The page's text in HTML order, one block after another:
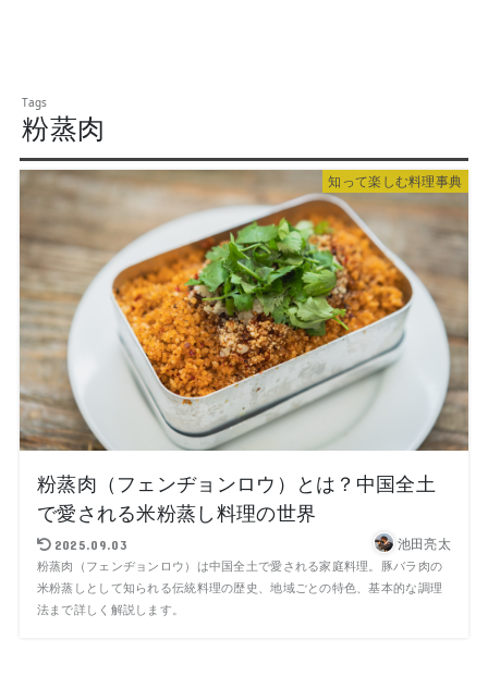
粉蒸肉
知って楽しむ料理事典
粉蒸肉（フェンヂョンロウ）とは？中国全土
で愛される米粉蒸し料理の世界
2025.09.03 池田亮太
粉蒸肉（フェンヂョンロウ）は中国全土で愛される家庭料理。豚バラ肉の
米粉蒸しとして知られる伝統料理の歴史、地域ごとの特色、基本的な調理
法まで詳しく解説します。